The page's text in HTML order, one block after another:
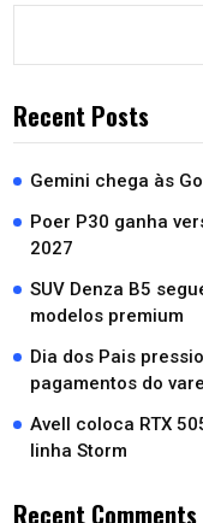
Recent Posts
Gemini chega às
Poer P30 ganha
2027
SUV Denza B5
modelos premium
Dia dos Pais
pagamentos do
Avell coloca RTX
linha Storm
Recent Comments